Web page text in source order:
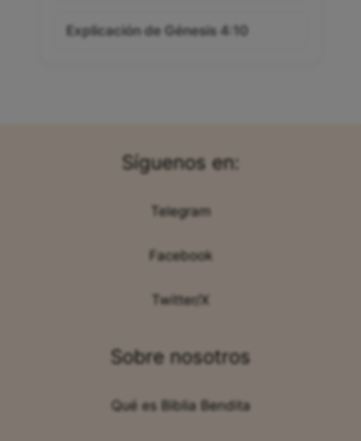
Explicación de Génesis 4:10
Síguenos en:
Telegram
Facebook
Twitter/X
Sobre nosotros
Qué es Biblia Bendita